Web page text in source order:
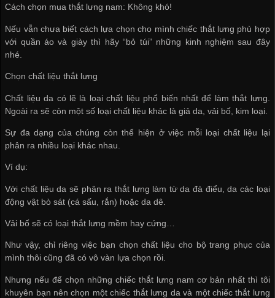
Cách chọn mua thắt lưng nam: Không khó!
Nếu vẫn chưa biết cách lựa chọn cho mình chiếc thắt lưng phù hợp
với quần áo và giày thì hãy “bỏ túi” những kinh nghiệm sau đây
nhé.
Chọn chất liệu thắt lưng
Chất liệu da có lẽ là loại chất liệu phổ biến nhất để làm thắt lưng.
Ngoài ra sẽ còn một số loại chất liệu khác là giả da, vải bố, kim loại.
Sự đa dạng của chúng còn thể hiện ở việc mỗi loại chất liệu lại
phân ra nhiều loại khác nhau.
Ví dụ:
Với chất liệu da sẽ phân ra thắt lưng làm từ da đà điểu, da các loại
động vật bò sát (cá sấu, rắn) hoặc da dê.
Vải bố sẽ có loại thắt lưng mềm hay cứng…
Như vậy, chỉ riêng việc bạn chọn chất liệu cho bộ trang phục của
mình thôi cũng đã có vô vàn lựa chọn rồi.
Nhưng nếu để chọn những chiếc thắt lưng nam cơ bản nhất thì tôi
khuyên bạn nên chọn một chiếc thắt lưng da và một chiếc thắt lưng